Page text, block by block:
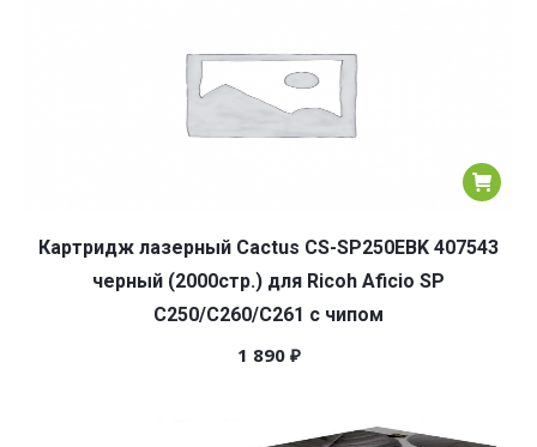
Картридж лазерный Cactus CS-SP250EBK 407543
черный (2000стр.) для Ricoh Aficio SP
C250/C260/C261 с чипом
1 890 ₽